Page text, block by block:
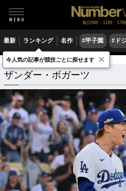
毎日6時・11時・17
最新 ランキング 名作 #甲子園 #ド
ザンダー・ボガーツ 関連記事
ザンダー・ボガーツ
今人気の記事が競技ごとに探せます ×